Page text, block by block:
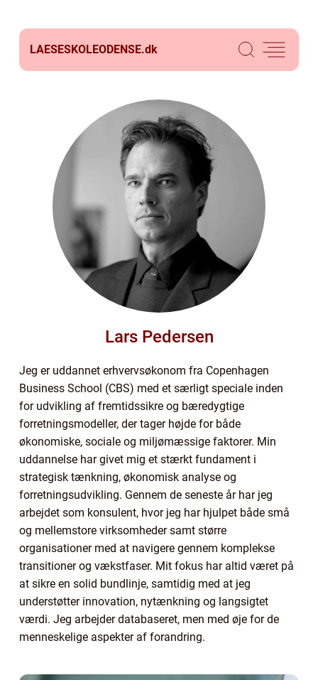
LAESESKOLEODENSE.dk
Lars Pedersen
Jeg er uddannet erhvervsøkonom fra Copenhagen
Business School (CBS) med et særligt speciale inden
for udvikling af fremtidssikre og bæredygtige
forretningsmodeller, der tager højde for både
økonomiske, sociale og miljømæssige faktorer. Min
uddannelse har givet mig et stærkt fundament i
strategisk tænkning, økonomisk analyse og
forretningsudvikling. Gennem de seneste år har jeg
arbejdet som konsulent, hvor jeg har hjulpet både små
og mellemstore virksomheder samt større
organisationer med at navigere gennem komplekse
transitioner og vækstfaser. Mit fokus har altid været på
at sikre en solid bundlinje, samtidig med at jeg
understøtter innovation, nytænkning og langsigtet
værdi. Jeg arbejder databaseret, men med øje for de
menneskelige aspekter af forandring.